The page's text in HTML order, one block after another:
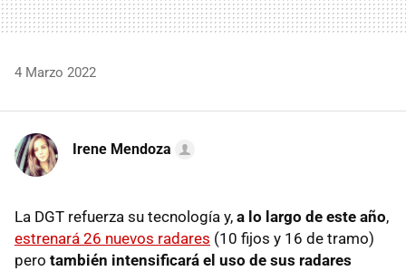
4 Marzo 2022
Irene Mendoza
La DGT refuerza su tecnología y, a lo largo de este año,
estrenará 26 nuevos radares (10 fijos y 16 de tramo)
pero también intensificará el uso de sus radares